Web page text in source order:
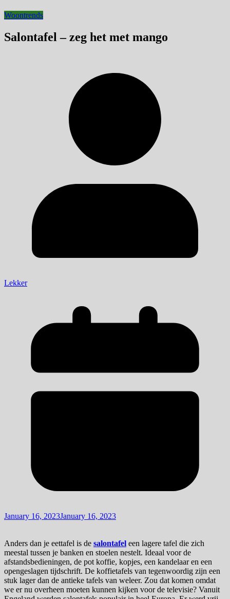
Woontrends
Salontafel – zeg het met mango
Lekker
January 16, 2023January 16, 2023
Anders dan je eettafel is de salontafel een lagere tafel die zich
meestal tussen je banken en stoelen nestelt. Ideaal voor de
afstandsbedieningen, de pot koffie, kopjes, een kandelaar en een
opengeslagen tijdschrift. De koffietafels van tegenwoordig zijn een
stuk lager dan de antieke tafels van weleer. Zou dat komen omdat
we er nu overheen moeten kunnen kijken voor de televisie? Vanuit